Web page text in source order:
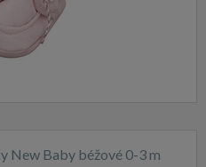
New Baby béžové 0-3 m